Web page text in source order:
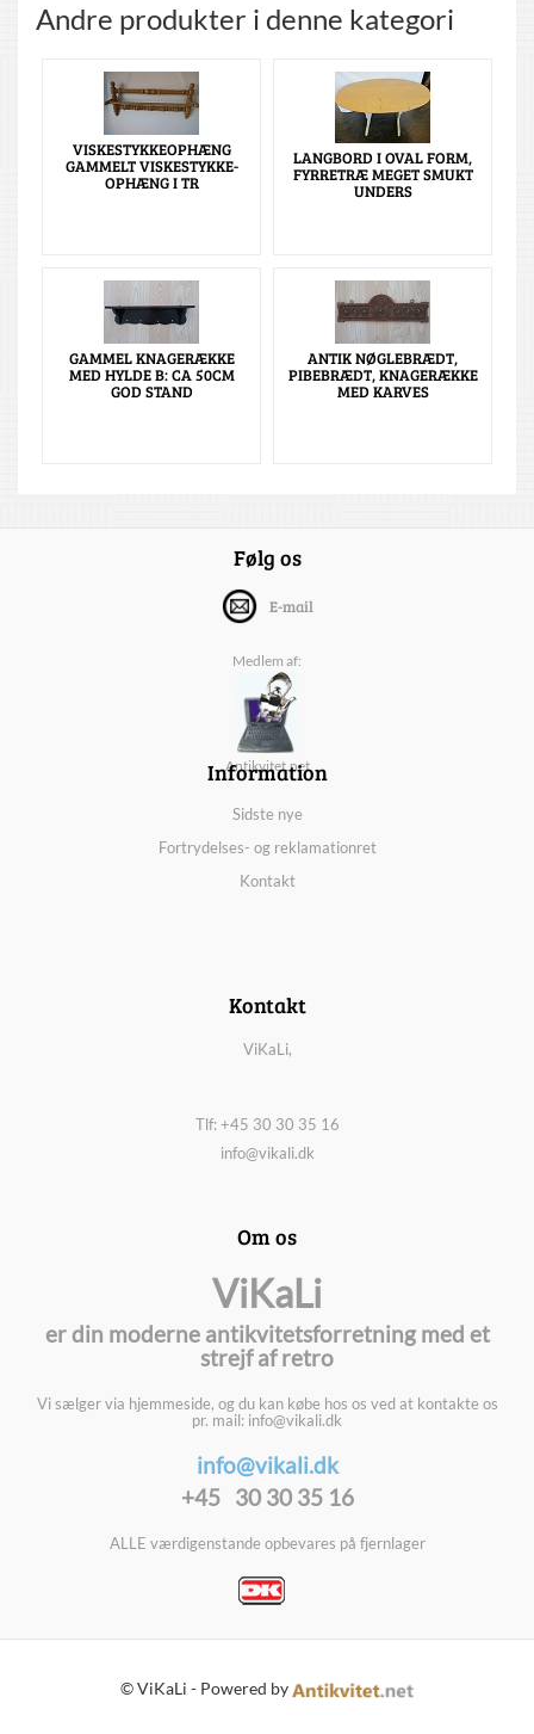
Andre produkter i denne kategori
VISKESTYKKEOPHÆNG
GAMMELT VISKESTYKKE-
OPHÆNG I TR
LANGBORD I OVAL FORM,
FYRRETRÆ MEGET SMUKT
UNDERS
GAMMEL KNAGERÆKKE
MED HYLDE B: CA 50CM
GOD STAND
ANTIK NØGLEBRÆDT,
PIBEBRÆDT, KNAGERÆKKE
MED KARVES
Følg os
E-mail
Medlem af:
Antikvitet.net
Information
Sidste nye
Fortrydelses- og reklamationret
Kontakt
Kontakt
ViKaLi,
Tlf: +45 30 30 35 16
info@vikali.dk
Om os
ViKaLi
er din moderne antikvitetsforretning med et
strejf af retro
Vi sælger via hjemmeside, og du kan købe hos os ved at kontakte os
pr. mail: info@vikali.dk
info@vikali.dk
+45 30 30 35 16
ALLE værdigenstande opbevares på fjernlager
© ViKaLi - Powered by